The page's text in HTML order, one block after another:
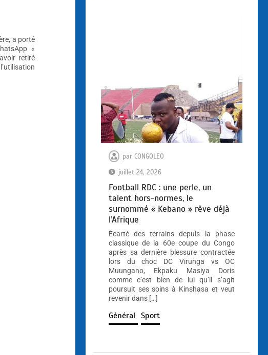
a porté
«
retiré
par CONGOLEO
juillet 24, 2026
Football RDC : une perle, un
talent hors-normes, le
surnommé « Kebano » rêve déjà
l’Afrique
Écarté des terrains depuis la phase
classique de la 60e coupe du Congo
après sa dernière blessure contractée
lors du choc DC Virunga vs OC
Muungano, Ekpaku Masiya Doris
comme c’est bien de lui qu’il s’agit
poursuit ses soins à Kinshasa et veut
revenir dans […]
Général Sport